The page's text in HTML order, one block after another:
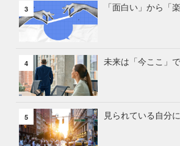
3 「面白い」から「
4 未来は「今ここ」
5 見られている自分